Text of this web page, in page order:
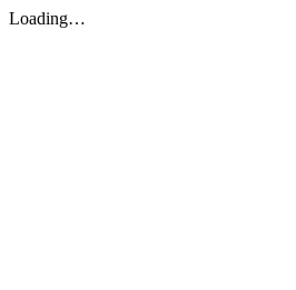
Loading…